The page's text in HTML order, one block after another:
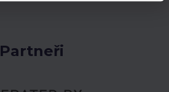
Partneři